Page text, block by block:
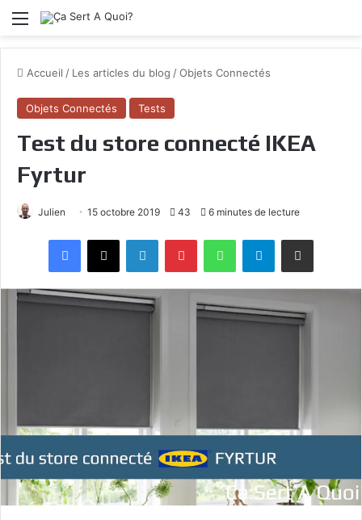
Menu
Accueil / Les articles du blog /Objets Connectés
Objets Connectés Tests
Test du store connecté IKEA
Fyrtur
Julien 15 octobre 2019 43 6 minutes de lecture
Facebook
X LinkedinPinterestWhatsAppTelegramPartagez par mail